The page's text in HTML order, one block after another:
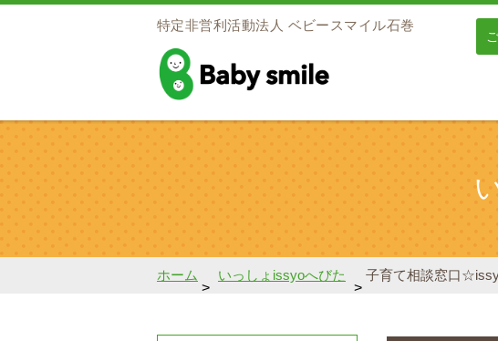
特定非営利活動法人 ベビースマイル石巻
ホーム
>
いっしょissyoへびた
>
子育て相談窓口